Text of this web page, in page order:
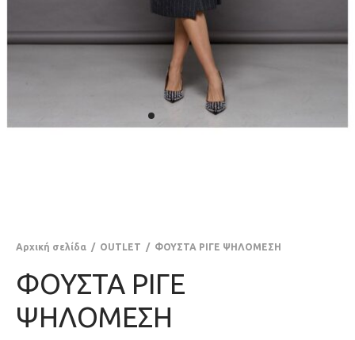
Αρχική σελίδα / OUTLET / ΦΟΥΣΤΑ ΡΙΓΕ ΨΗΛΟΜΕΣΗ
ΦΟΥΣΤΑ ΡΙΓΕ
ΨΗΛΟΜΕΣΗ